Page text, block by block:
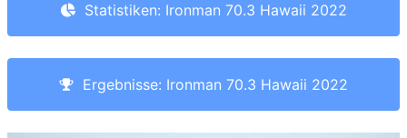
Statistiken: Ironman 70.3 Hawaii 2022
Ergebnisse: Ironman 70.3 Hawaii 2022